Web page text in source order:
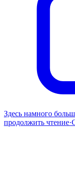
Здесь намного
продолжить чтение·